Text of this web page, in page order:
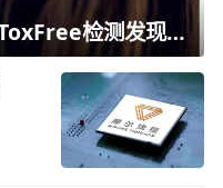
81款主流耳机全军覆没：ToxFree检测发现均含对人体有害化学物质